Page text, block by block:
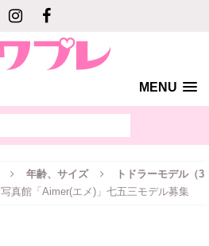
MENU
年齢、サイズ
トドラーモデル（3
写真館「Aimer(エメ)」七五三モデル募集